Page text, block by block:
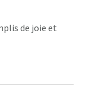
de joie et